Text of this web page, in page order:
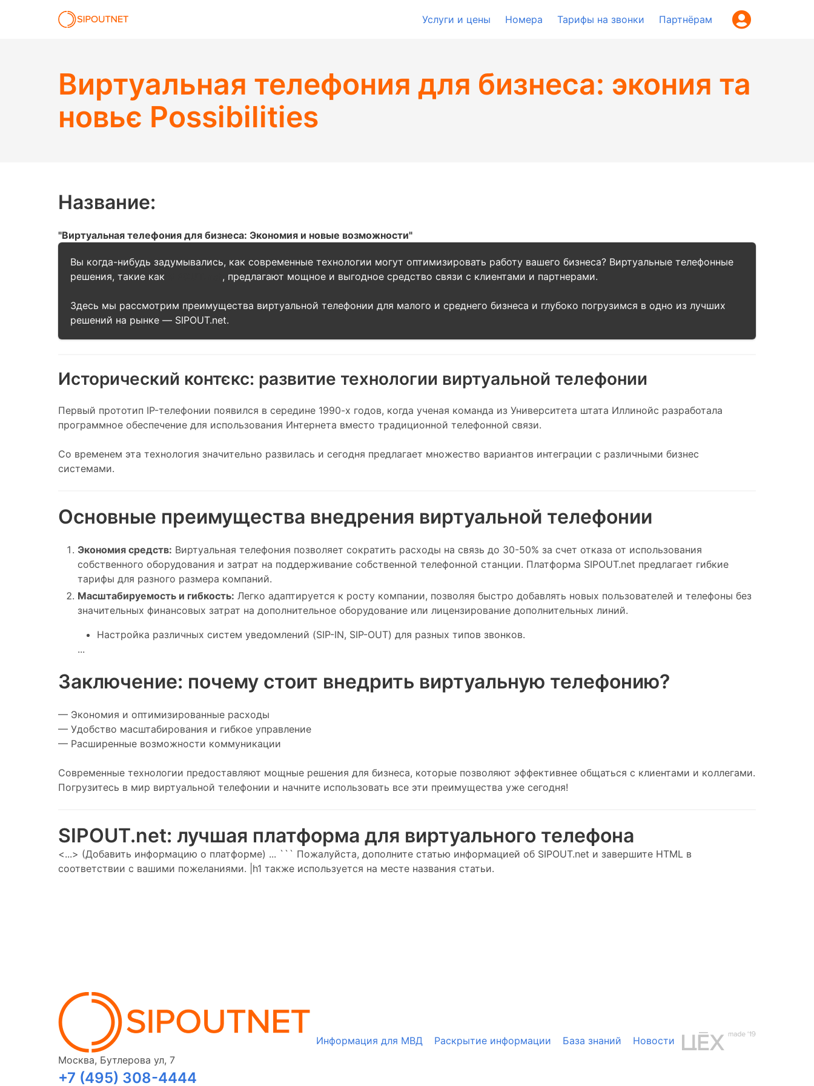
Услуги и цены Номера Тарифы на звонки Партнёрам
Виртуальная телефония для бизнеса: экония та
новьє Possibilities
Название:
"Виртуальная телефония для бизнеса: Экономия и новые возможности"
Вы когда-нибудь задумывались, как современные технологии могут оптимизировать работу вашего бизнеса? Виртуальные телефонные
решения, такие как
, предлагают мощное и выгодное средство связи с клиентами и партнерами.
Здесь мы рассмотрим преимущества виртуальной телефонии для малого и среднего бизнеса и глубоко погрузимся в одно из лучших
решений на рынке — SIPOUT.net.
Исторический контєкс: развитие технологии виртуальной телефонии
Первый прототип IP-телефонии появился в середине 1990-х годов, когда ученая команда из Университета штата Иллинойс разработала
программное обеспечение для использования Интернета вместо традиционной телефонной связи.
Со временем эта технология значительно развилась и сегодня предлагает множество вариантов интеграции с различными бизнес
системами.
Основные преимущества внедрения виртуальной телефонии
Экономия средств: Виртуальная телефония позволяет сократить расходы на связь до 30-50% за счет отказа от использования
собственного оборудования и затрат на поддерживание собственной телефонной станции. Платформа SIPOUT.net предлагает гибкие
тарифы для разного размера компаний.
Масштабируемость и гибкость: Легко адаптируется к росту компании, позволяя быстро добавлять новых пользователей и телефоны без
значительных финансовых затрат на дополнительное оборудование или лицензирование дополнительных линий.
Настройка различных систем уведомлений (SIP-IN, SIP-OUT) для разных типов звонков.
...
Заключение: почему стоит внедрить виртуальную телефонию?
— Экономия и оптимизированные расходы
— Удобство масштабирования и гибкое управление
— Расширенные возможности коммуникации
Современные технологии предоставляют мощные решения для бизнеса, которые позволяют эффективнее общаться с клиентами и коллегами.
Погрузитесь в мир виртуальной телефонии и начните использовать все эти преимущества уже сегодня!
SIPOUT.net: лучшая платформа для виртуального телефона
<...> (Добавить информацию о платформе) ... ``` Пожалуйста, дополните статью информацией об SIPOUT.net и завершите HTML в
соответствии с вашими пожеланиями. |h1 также используется на месте названия статьи.
Москва, Бутлерова ул, 7
+7 (495) 308-4444
Информация для МВД Раскрытие информации База знаний Новости